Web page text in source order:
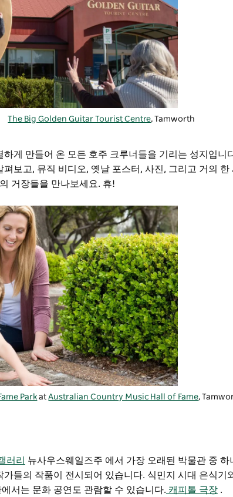
The Big Golden Guitar Tourist Centre, Tamworth
하게 만들어 온 모든 호주 크루너들을 기리는 성지입니
보고, 뮤직 비디오, 옛날 포스터, 사진, 그리고 거의 한
거장들을 만나보세요. 휴!
Park atAustralian Country Music Hall of Fame,
러리
뉴사우스웨일즈주 에서 가장 오래된 박물관 중 하
들의 작품이 전시되어 있습니다. 식민지 시대 은식기
서는 문화 공연도 관람할 수 있습니다. 캐피톨 극장 .